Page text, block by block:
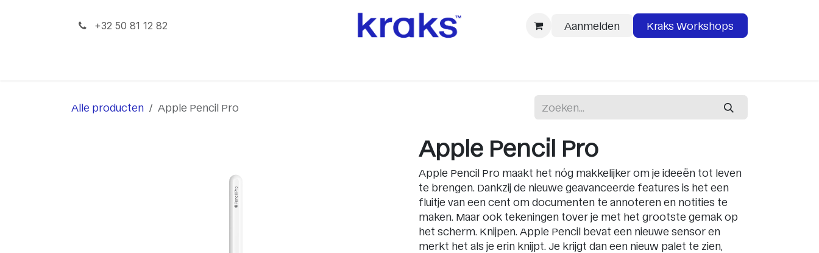
+32 50 81 12 82
Aanmelden Kraks Workshops
Alle producten Apple Pencil Pro
Apple Pencil Pro
Apple Pencil Pro maakt het nóg makkelijker om je ideeën tot leven
te brengen. Dankzij de nieuwe geavanceerde features is het een
fluitje van een cent om documenten te annoteren en notities te
maken. Maar ook tekeningen tover je met het grootste gemak op
het scherm. Knijpen. Apple Pencil bevat een nieuwe sensor en
merkt het als je erin knijpt. Je krijgt dan een nieuw palet te zien,